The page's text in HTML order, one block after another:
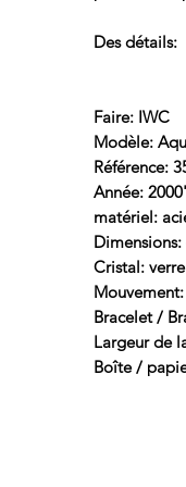
Des détails:
Faire: IWC
Modèle:
Référence:
Année:
matériel:
Cristal:
Bracelet /
Largeur de
Boîte /